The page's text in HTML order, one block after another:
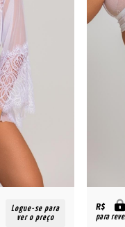
Logue-se para
ver o preço
R$
para